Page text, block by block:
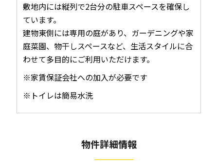
敷地内には縦列で2台分の駐車スペースを確保し
ています。
建物東側には専用の庭があり、ガーデニングや家
庭菜園、物干しスペースなど、生活スタイルに合
わせて多目的にご利用いただけます。
※家賃保証会社への加入が必要です
※トイレは簡易水洗
物件詳細情報